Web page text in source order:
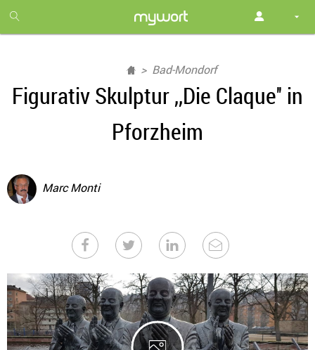
month
free
Bad-Mondorf
Figurativ Skulptur ,,Die Claque'' in
Pforzheim
Marc Monti